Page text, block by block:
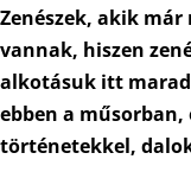
Zenészek, akik
vannak, hiszen
alkotásuk itt
ebben a
történetekkel,